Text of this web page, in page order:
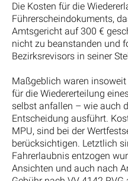
Die Kosten für die
Führerscheindokuments,
Amtsgericht auf 300 €
nicht zu beanstanden und
Bezirksrevisors in seiner
Maßgeblich waren
für die Wiedererteilung
selbst anfallen – wie auch
Entscheidung ausführt.
MPU, sind bei der
berücksichtigen. Letztlich
Fahrerlaubnis entzogen
Ansichten und auch nach